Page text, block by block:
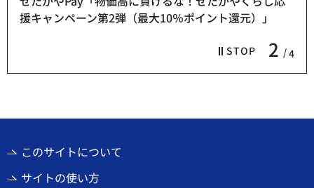
STOP 2 4
援キャンペーン第2弾（最大10％ポイント還元）」
このサイトについて
サイトの使い方